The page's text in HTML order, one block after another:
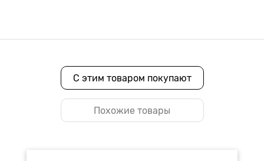
С этим товаром покупают
Похожие товары